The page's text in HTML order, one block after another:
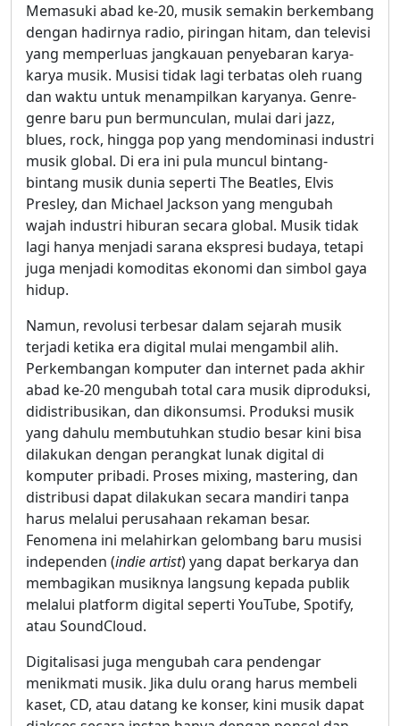
Memasuki abad ke-20, musik semakin berkembang
dengan hadirnya radio, piringan hitam, dan televisi
yang memperluas jangkauan penyebaran karya-
karya musik. Musisi tidak lagi terbatas oleh ruang
dan waktu untuk menampilkan karyanya. Genre-
genre baru pun bermunculan, mulai dari jazz,
blues, rock, hingga pop yang mendominasi industri
musik global. Di era ini pula muncul bintang-
bintang musik dunia seperti The Beatles, Elvis
Presley, dan Michael Jackson yang mengubah
wajah industri hiburan secara global. Musik tidak
lagi hanya menjadi sarana ekspresi budaya, tetapi
juga menjadi komoditas ekonomi dan simbol gaya
hidup.
Namun, revolusi terbesar dalam sejarah musik
terjadi ketika era digital mulai mengambil alih.
Perkembangan komputer dan internet pada akhir
abad ke-20 mengubah total cara musik diproduksi,
didistribusikan, dan dikonsumsi. Produksi musik
yang dahulu membutuhkan studio besar kini bisa
dilakukan dengan perangkat lunak digital di
komputer pribadi. Proses mixing, mastering, dan
distribusi dapat dilakukan secara mandiri tanpa
harus melalui perusahaan rekaman besar.
Fenomena ini melahirkan gelombang baru musisi
independen (indie artist) yang dapat berkarya dan
membagikan musiknya langsung kepada publik
melalui platform digital seperti YouTube, Spotify,
atau SoundCloud.
Digitalisasi juga mengubah cara pendengar
menikmati musik. Jika dulu orang harus membeli
kaset, CD, atau datang ke konser, kini musik dapat